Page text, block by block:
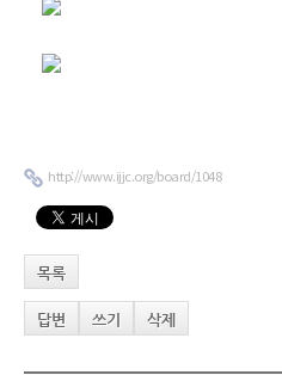
http://www.ijjc.org/board/1048
목록
답변 쓰기 삭제